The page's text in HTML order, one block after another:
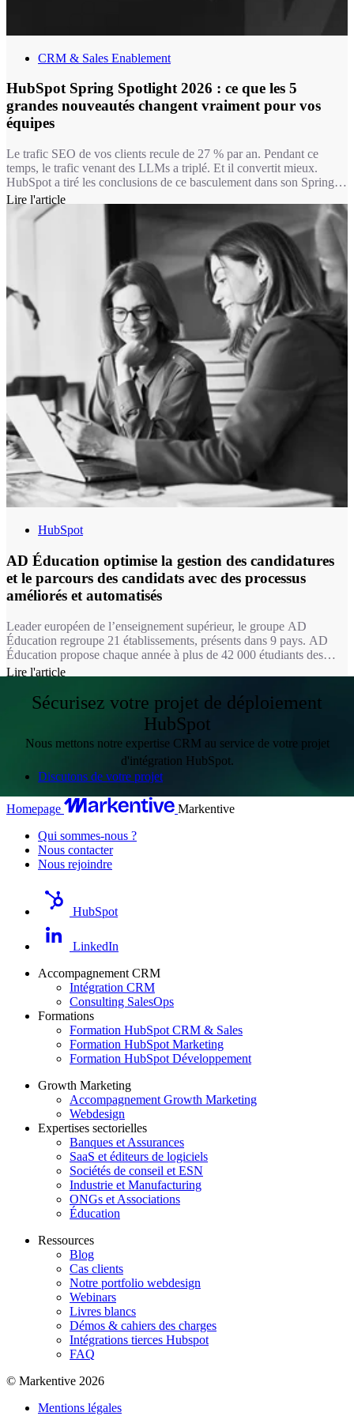
CRM & Sales Enablement
HubSpot Spring Spotlight 2026 : ce que les 5
grandes nouveautés changent vraiment pour vos
équipes
Le trafic SEO de vos clients recule de 27 % par an. Pendant ce
temps, le trafic venant des LLMs a triplé. Et il convertit mieux.
HubSpot a tiré les conclusions de ce basculement dans son Spring
Spotlight 2026, présenté le 14 avril : chacune des 5 grandes
nouveautés de cette édition part du même constat : la plupart des
outils IA ont accès aux données. Ce qu’ils n’ont pas, c’est le
Lire l'article
HubSpot
AD Éducation optimise la gestion des candidatures
et le parcours des candidats avec des processus
améliorés et automatisés
Leader européen de l’enseignement supérieur, le groupe AD
Éducation regroupe 21 établissements, présents dans 9 pays. AD
Éducation propose chaque année à plus de 42 000 étudiants des
formations dans les domaines du design, de l’audiovisuel, de
la communication, du marketing et du digital, du management et des
sciences de l’ingénieur.
Lire l'article
Sécurisez votre projet de déploiement
HubSpot
Nous mettons notre expertise CRM au service de votre projet
d'intégration HubSpot.
Discutons de votre projet
Homepage
Markentive
Qui sommes-nous ?
Nous contacter
Nous rejoindre
HubSpot
LinkedIn
Accompagnement CRM
Intégration CRM
Consulting SalesOps
Formations
Formation HubSpot CRM & Sales
Formation HubSpot Marketing
Formation HubSpot Développement
Growth Marketing
Accompagnement Growth Marketing
Webdesign
Expertises sectorielles
Banques et Assurances
SaaS et éditeurs de logiciels
Sociétés de conseil et ESN
Industrie et Manufacturing
ONGs et Associations
Éducation
Ressources
Blog
Cas clients
Notre portfolio webdesign
Webinars
Livres blancs
Démos & cahiers des charges
Intégrations tierces Hubspot
FAQ
© Markentive 2026
Mentions légales